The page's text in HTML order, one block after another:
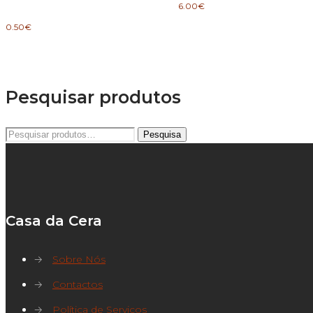
0.50€
6.00€
Pesquisar produtos
Pesquisar
Pesquisa
Casa da Cera
→
Sobre Nós
→
Contactos
→
Política de Serviços